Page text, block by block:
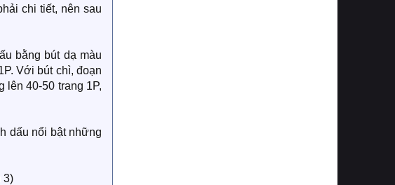
chi tiết, nên sau
bằng bút dạ màu
Với bút chì, đoạn
lên 40-50 trang 1P,
dấu nổi bật những
3)